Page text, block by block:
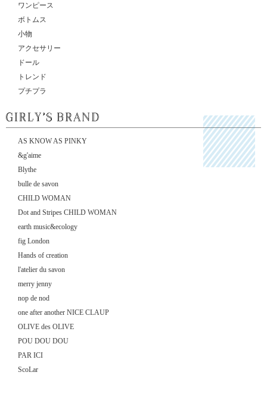
ワンピース
ボトムス
小物
アクセサリー
ドール
トレンド
プチプラ
AS KNOW AS PINKY
&g'aime
Blythe
bulle de savon
CHILD WOMAN
Dot and Stripes CHILD WOMAN
earth music&ecology
fig London
Hands of creation
l'atelier du savon
merry jenny
nop de nod
one after another NICE CLAUP
OLIVE des OLIVE
POU DOU DOU
PAR ICI
ScoLar